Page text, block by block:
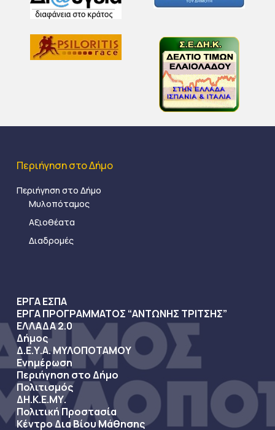
Περιήγηση στο Δήμο
Περιήγηση στο Δήμο
Μυλοπόταμος
Αξιοθέατα
Διαδρομές
ΕΡΓΑ ΕΣΠΑ
ΕΡΓΑ ΠΡΟΓΡΑΜΜΑΤΟΣ “ΑΝΤΩΝΗΣ ΤΡΙΤΣΗΣ”
ΕΛΛΑΔΑ 2.0
Δήμος
Δ.Ε.Υ.Α. ΜΥΛΟΠΟΤΑΜΟΥ
Ενημέρωση
Περιήγηση στο Δήμο
Πολιτισμός
ΔΗ.Κ.Ε.ΜΥ.
Πολιτική Προστασία
Κέντρο Δια Βίου Μάθησης